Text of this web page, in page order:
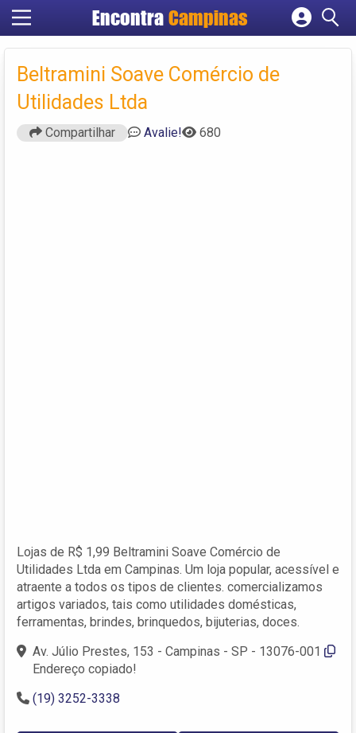
Encontra Campinas
Cadastrar empresa
Criar conta
Beltramini Soave Comércio de
Utilidades Ltda
Compartilhar Avalie! 680
Lojas de R$ 1,99 Beltramini Soave Comércio de
Utilidades Ltda em Campinas. Um loja popular, acessível e
atraente a todos os tipos de clientes. comercializamos
artigos variados, tais como utilidades domésticas,
ferramentas, brindes, brinquedos, bijuterias, doces.
Av. Júlio Prestes, 153 - Campinas - SP - 13076-001
Endereço copiado!
(19) 3252-3338